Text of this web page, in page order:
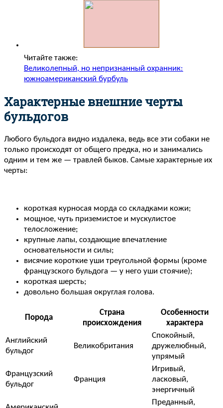
Читайте также:
Великолепный, но непризнанный охранник:
южноамериканский бурбуль
Характерные внешние черты
бульдогов
Любого бульдога видно издалека, ведь все эти собаки не
только происходят от общего предка, но и занимались
одним и тем же — травлей быков. Самые характерные их
черты:
короткая курносая морда со складками кожи;
мощное, чуть приземистое и мускулистое
телосложение;
крупные лапы, создающие впечатление
основательности и силы;
висячие короткие уши треугольной формы (кроме
французского бульдога — у него уши стоячие);
короткая шерсть;
довольно большая округлая голова.
Порода
Страна
происхождения
Особенности
характера
Английский
бульдог
Великобритания
Спокойный,
дружелюбный,
упрямый
Французский
бульдог
Франция
Игривый,
ласковый,
энергичный
Преданный,